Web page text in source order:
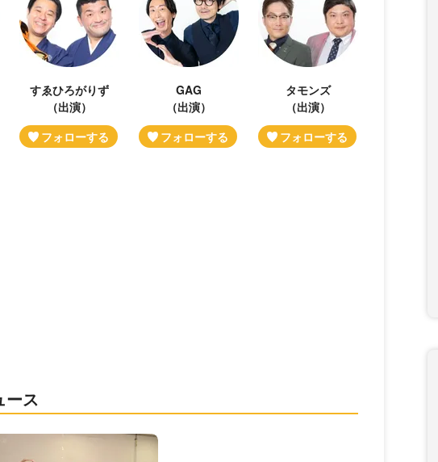
すゑひろがりず
（出演）
GAG
（出演）
タモンズ
（出演）
ース